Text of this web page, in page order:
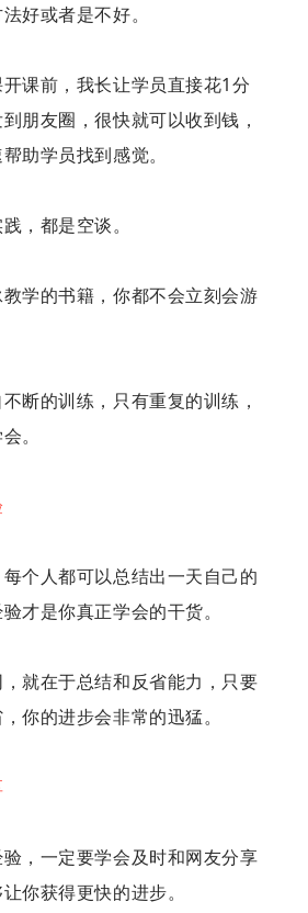
好或者是不好。
课前，我长让学员直接花1分
朋友圈，很快就可以收到钱，
助学员找到感觉。
，都是空谈。
学的书籍，你都不会立刻会游
断的训练，只有重复的训练，
。
个人都可以总结出一天自己的
才是你真正学会的干货。
就在于总结和反省能力，只要
你的进步会非常的迅猛。
，一定要学会及时和网友分享
你获得更快的进步。